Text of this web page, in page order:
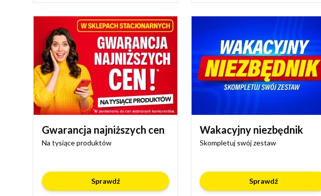
Gwarancja najniższych cen
Na tysiące produktów
Sprawdź
Wakacyjny niezbędnik
Skompletuj swój zestaw
Sprawdź